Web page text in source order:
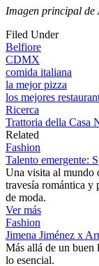
Imagen principal de
Filed Under
Belfiore
CDMX
comida italiana
la mejor pizza
los mejores
Ricerca
Trattoria della Casa
Related
Fashion
Talento emergente:
Una visita al mundo
travesía romántica y
de moda.
Ver más
Fashion
Jimena Jiménez x
Más allá de un buen
lo esencial.